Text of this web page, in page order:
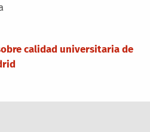
calidad universitaria de